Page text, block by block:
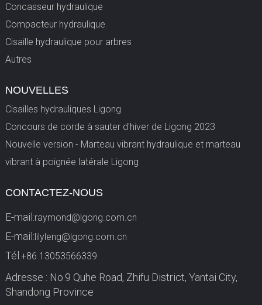
Concasseur hydraulique
Compacteur hydraulique
Cisaille hydraulique pour arbres
Autres
NOUVELLES
Cisailles hydrauliques Ligong
Concours de corde à sauter d'hiver de Ligong 2023
Nouvelle version - Marteau vibrant hydraulique et marteau
vibrant à poignée latérale Ligong
CONTACTEZ-NOUS
E-mail:raymond@lgong.com.cn
E-mail:lilyleng@lgong.com.cn
Tél. +86 13053566339
Adresse : No.9 Quhe Road, Zhifu District, Yantai City,
Shandong Province